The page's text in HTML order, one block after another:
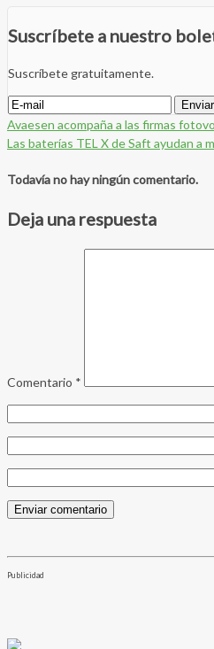
Suscríbete a nuestro
Suscríbete gratuitamente.
Avaesen acompaña a las firmas
Las baterías TEL X de Saft ayudan a
Todavía no hay ningún comentario.
Deja una respuesta
Comentario *
Publicidad